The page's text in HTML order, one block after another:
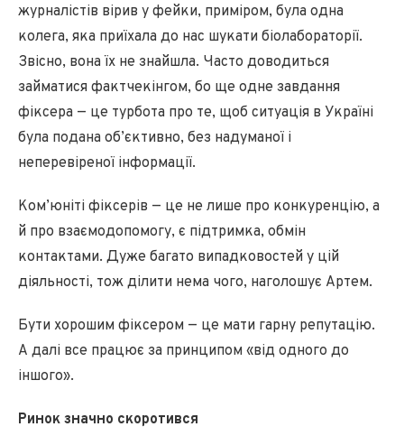
журналістів вірив у фейки, приміром, була одна
колега, яка приїхала до нас шукати біолабораторії.
Звісно, вона їх не знайшла. Часто доводиться
займатися фактчекінгом, бо ще одне завдання
фіксера — це турбота про те, щоб ситуація в Україні
була подана об’єктивно, без надуманої і
неперевіреної інформації.
Ком’юніті фіксерів — це не лише про конкуренцію, а
й про взаємодопомогу, є підтримка, обмін
контактами. Дуже багато випадковостей у цій
діяльності, тож ділити нема чого, наголошує Артем.
Бути хорошим фіксером — це мати гарну репутацію.
А далі все працює за принципом «від одного до
іншого».
Ринок значно скоротився